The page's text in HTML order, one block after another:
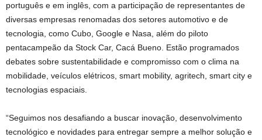
português e em inglês, com a participação de representantes de
diversas empresas renomadas dos setores automotivo e de
tecnologia, como Cubo, Google e Nasa, além do piloto
pentacampeão da Stock Car, Cacá Bueno. Estão programados
debates sobre sustentabilidade e compromisso com o clima na
mobilidade, veículos elétricos, smart mobility, agritech, smart city e
tecnologias espaciais.
“Seguimos nos desafiando a buscar inovação, desenvolvimento
tecnológico e novidades para entregar sempre a melhor solução e